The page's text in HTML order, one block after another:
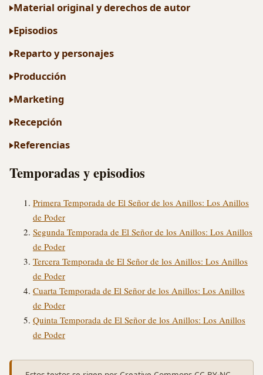
Material original y derechos de autor
Episodios
Reparto y personajes
Producción
Marketing
Recepción
Referencias
Temporadas y episodios
Primera Temporada de El Señor de los Anillos: Los Anillos
de Poder
Segunda Temporada de El Señor de los Anillos: Los Anillos
de Poder
Tercera Temporada de El Señor de los Anillos: Los Anillos
de Poder
Cuarta Temporada de El Señor de los Anillos: Los Anillos
de Poder
Quinta Temporada de El Señor de los Anillos: Los Anillos
de Poder